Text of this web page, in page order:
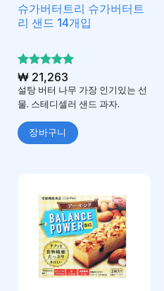
슈가버터트리 슈가버터트
리 샌드 14개입
5 중에서
5로 평가
됨
₩21,263
설탕 버터 나무 가장 인기있는 선
물. 스테디셀러 샌드 과자.
장바구니